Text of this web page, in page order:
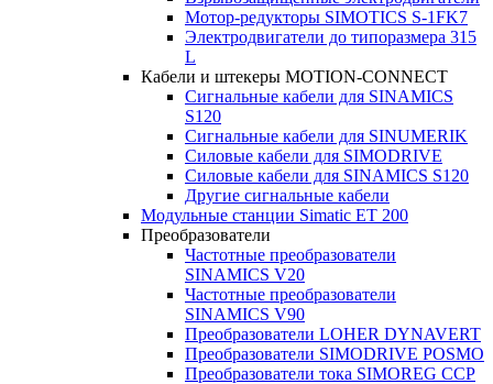
Мотор-редукторы SIMOTICS S-1FK7
Электродвигатели до типоразмера 315
L
Кабели и штекеры MOTION-CONNECT
Сигнальные кабели для SINAMICS
S120
Сигнальные кабели для SINUMERIK
Силовые кабели для SIMODRIVE
Силовые кабели для SINAMICS S120
Другие сигнальные кабели
Модульные станции Simatic ET 200
Преобразователи
Частотные преобразователи
SINAMICS V20
Частотные преобразователи
SINAMICS V90
Преобразователи LOHER DYNAVERT
Преобразователи SIMODRIVE POSMO
Преобразователи тока SIMOREG CCP